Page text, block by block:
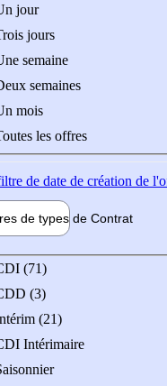
de l'offre
jour
jours
semaine
semaines
mois
les offres
de date de création de
de types de Contrat
(71)
(3)
(21)
Intérimaire